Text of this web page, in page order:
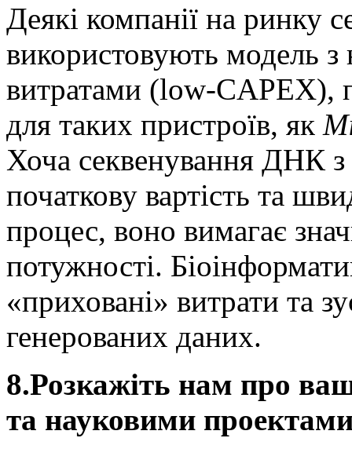
Деякі компанії на ринку
використовують модель
витратами (low-CAPEX),
для таких пристроїв, як
Хоча секвенування ДНК
початкову вартість та
процес, воно вимагає
потужності.
«приховані» витрати та
генерованих даних.
8.Розкажіть нам про
та науковими